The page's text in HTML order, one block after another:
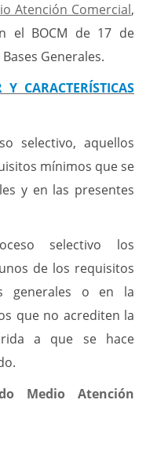
Atención Comercial,
el BOCM de 17 de
Generales.
CARACTERÍSTICAS
selectivo, aquellos
mínimos que se
y en las presentes
selectivo los
de los requisitos
generales o en la
que no acrediten la
a que se hace
Medio Atención